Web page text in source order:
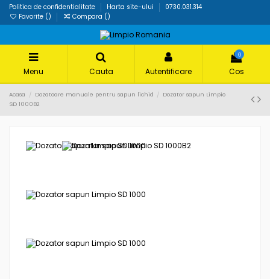
Politica de confidentialitate Harta site-ului
0730.031.314
Favorite () Compara ()
Menu Cauta Autentificare
0
Cos
Acasa Dozatoare manuale pentru sapun lichid
Dozator sapun Limpio
SD 1000B2